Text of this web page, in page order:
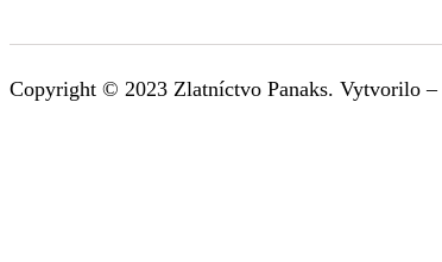
Copyright © 2023 Zlatníctvo Panaks. Vytvorilo –